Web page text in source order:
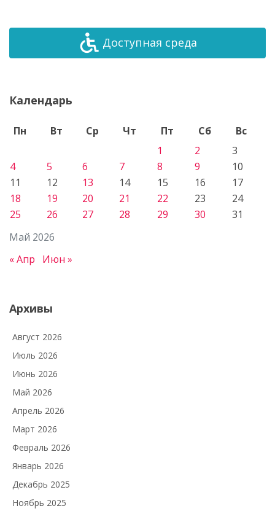
Доступная среда
Календарь
Май 2026
Пн Вт Ср Чт Пт Сб
Вс
1
2
3
4
5 6 7 8 9
10
11
12 13 14 15 16
17
18
19 20 21 22 23
24
25
26 27 28 29 30 31
« Апр Июн »
Архивы
Август 2026
Июль 2026
Июнь 2026
Май 2026
Апрель 2026
Март 2026
Февраль 2026
Январь 2026
Декабрь 2025
Ноябрь 2025